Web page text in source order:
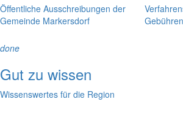
Öffentliche Ausschreibungen der
Gemeinde Markersdorf
Gebühren
done
Gut zu wissen
Wissenswertes für die Region